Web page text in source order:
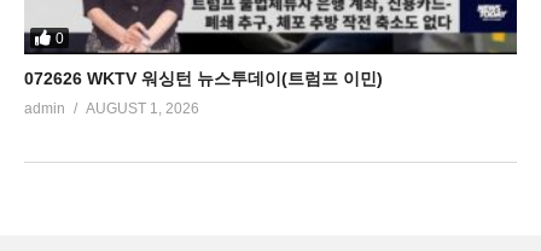
0
072626 WKTV 워싱턴 뉴스투데이(트럼프 이민)
admin AUGUST 1, 2026